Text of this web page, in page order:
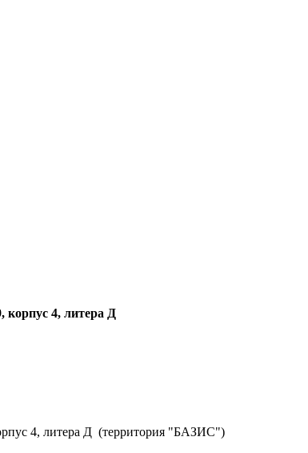
корпус 4, литера Д
4, литера Д (территория "БАЗИС")